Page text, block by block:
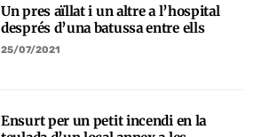
Un pres aïllat i un altre a l’hospital
després d’una batussa entre ells
25/07/2021
Ensurt per un petit incendi en la